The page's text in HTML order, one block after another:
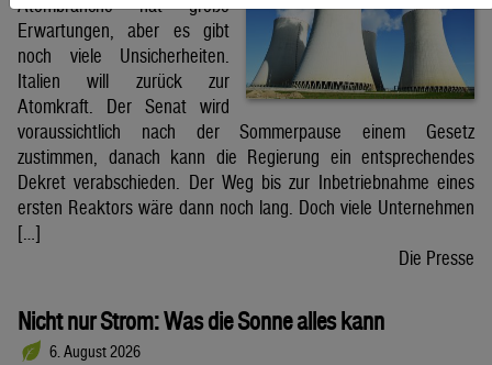
Atombranche hat große
Erwartungen, aber es gibt
noch viele Unsicherheiten.
Italien will zurück zur
Atomkraft. Der Senat wird
voraussichtlich nach der Sommerpause einem Gesetz
zustimmen, danach kann die Regierung ein entsprechendes
Dekret verabschieden. Der Weg bis zur Inbetriebnahme eines
ersten Reaktors wäre dann noch lang. Doch viele Unternehmen
[…]
Die Presse
Nicht nur Strom: Was die Sonne alles kann
6. August 2026